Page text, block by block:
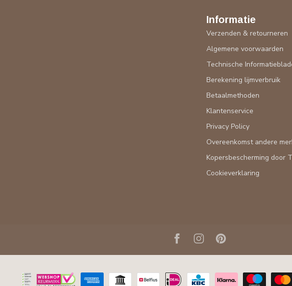
Informatie
Verzenden & retourneren
Algemene voorwaarden
Technische
Berekening lijmverbruik
Betaalmethoden
Klantenservice
Privacy Policy
Overeenkomst andere
Kopersbescherming door
Cookieverklaring